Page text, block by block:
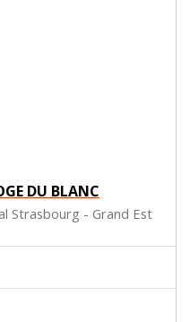
DU BLANC
Strasbourg - Grand Est